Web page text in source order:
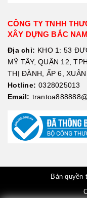
CÔNG TY TNHH
XÂY DỰNG BẮC
Địa chỉ: KHO 1: 53
MỸ TÂY, QUẬN 12,
THỊ ĐÀNH, ẤP 6,
Hotline: 0328025013
Email:
Bản quyền